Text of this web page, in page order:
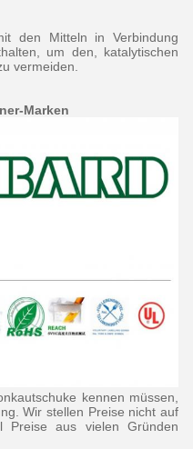
den Mitteln in Verbindung
um den, katalytischen
vermeiden.
Marken
kennen müssen,
Wir stellen Preise nicht auf
Preise aus vielen Gründen